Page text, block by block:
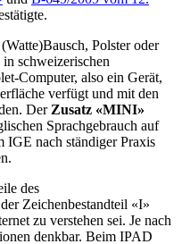
Polster oder
schweizerischen
Computer, also ein Gerät,
verfügt und mit den
Der Zusatz «MINI»
Sprachgebrauch auf
IGE nach ständiger Praxis
des
Zeichenbestandteil «I»
zu verstehen sei. Je nach
denkbar. Beim IPAD